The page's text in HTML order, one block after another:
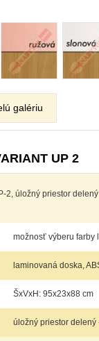
galériu
UP 2
2, úložný priestor
možnosť výberu farby
laminovaná doska,
ŠxVxH: 95x23x88 cm
úložný priestor delený